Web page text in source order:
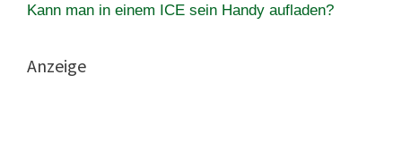
Kann man in einem ICE sein Handy aufladen?
Anzeige